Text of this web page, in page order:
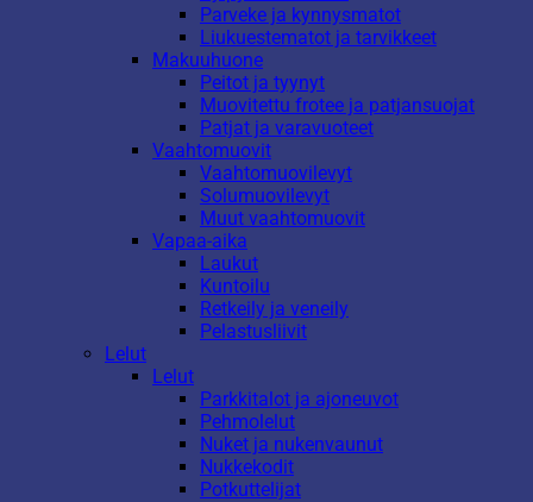
Parveke ja kynnysmatot
Liukuestematot ja tarvikkeet
Makuuhuone
Peitot ja tyynyt
Muovitettu frotee ja patjansuojat
Patjat ja varavuoteet
Vaahtomuovit
Vaahtomuovilevyt
Solumuovilevyt
Muut vaahtomuovit
Vapaa-aika
Laukut
Kuntoilu
Retkeily ja veneily
Pelastusliivit
Lelut
Lelut
Parkkitalot ja ajoneuvot
Pehmolelut
Nuket ja nukenvaunut
Nukkekodit
Potkuttelijat